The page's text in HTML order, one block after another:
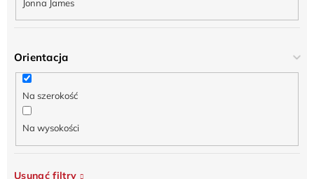
Jonna James
Orientacja
Na szerokość
Na wysokości
Usunąć filtry